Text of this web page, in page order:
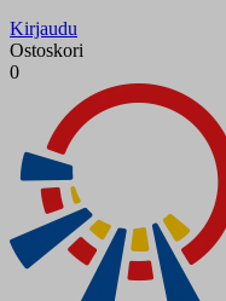
Kirjaudu
Ostoskori
0